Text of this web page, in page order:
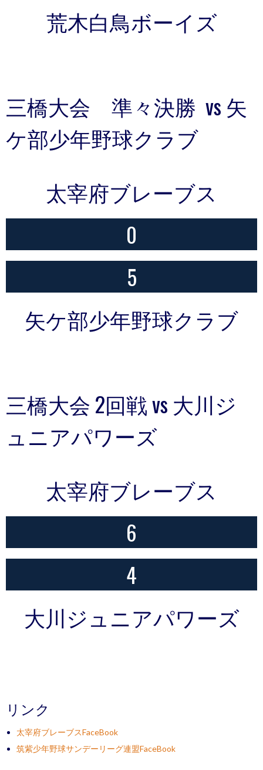
荒木白鳥ボーイズ
三橋大会 準々決勝 vs 矢
ケ部少年野球クラブ
太宰府ブレーブス
0
5
矢ケ部少年野球クラブ
三橋大会 2回戦 vs 大川ジ
ュニアパワーズ
太宰府ブレーブス
6
4
大川ジュニアパワーズ
リンク
太宰府ブレーブスFaceBook
筑紫少年野球サンデーリーグ連盟FaceBook